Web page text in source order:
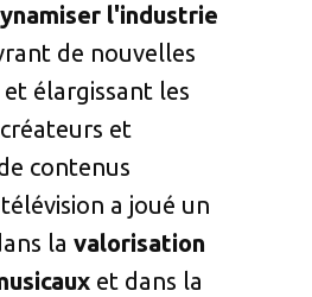
l'industrie
de nouvelles
élargissant les
et
contenus
a joué un
la valorisation
et dans la